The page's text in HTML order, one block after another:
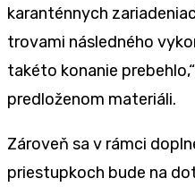
karanténnych
trovami následného
takéto konanie
predloženom materiáli.
Zároveň sa v rámci
priestupkoch bude na